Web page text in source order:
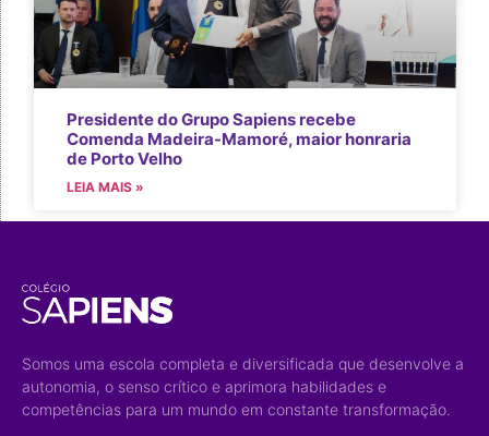
Presidente do Grupo Sapiens recebe
Comenda Madeira-Mamoré, maior honraria
de Porto Velho
LEIA MAIS »
Somos uma escola completa e diversificada que desenvolve a
autonomia, o senso crítico e aprimora habilidades e
competências para um mundo em constante transformação.